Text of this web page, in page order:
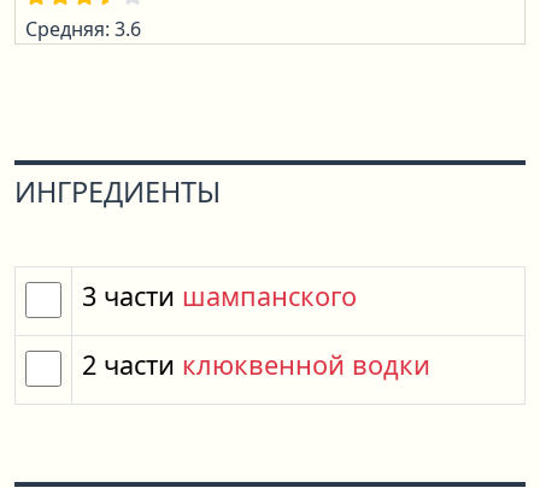
Средняя: 3.6
ИНГРЕДИЕНТЫ
3 части шампанского
2 части клюквенной водки